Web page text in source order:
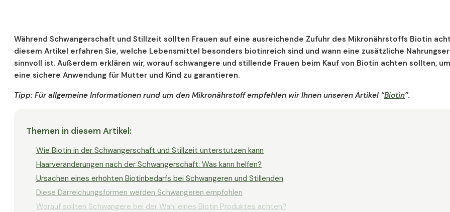
Während Schwangerschaft und Stillzeit sollten Frauen auf eine ausreichende Zufuhr des Mikronährstoffs Biotin
diesem Artikel erfahren Sie, welche Lebensmittel besonders biotinreich sind und wann eine zusätzliche
sinnvoll ist. Außerdem erklären wir, worauf schwangere und stillende Frauen beim Kauf von Biotin achten sollten, um
eine sichere Anwendung für Mutter und Kind zu garantieren.
Tipp: Für allgemeine Informationen rund um den Mikronährstoff empfehlen wir Ihnen unseren Artikel “Biotin”.
Themen in diesem Artikel:
Wie Biotin in der Schwangerschaft und Stillzeit unterstützen kann
Haarveränderungen nach der Schwangerschaft: Was kann helfen?
Ursachen eines erhöhten Biotinbedarfs bei Schwangeren und Stillenden
Diese Darreichungsformen werden Schwangeren empfohlen
Worauf sollten Schwangere bei der Wahl eines Biotin Produktes achten?